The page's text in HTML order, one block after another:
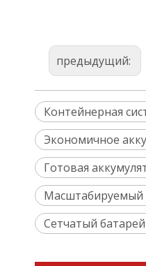
предыдущий:
Контейнерная
Экономичное
Готовая
Масштабируемый
Сетчатый